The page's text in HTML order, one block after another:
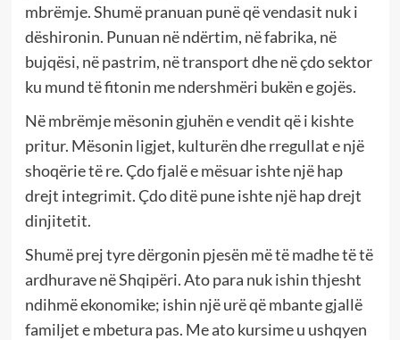
mbrëmje. Shumë pranuan punë që vendasit nuk i
dëshironin. Punuan në ndërtim, në fabrika, në
bujqësi, në pastrim, në transport dhe në çdo sektor
ku mund të fitonin me ndershmëri bukën e gojës.
Në mbrëmje mësonin gjuhën e vendit që i kishte
pritur. Mësonin ligjet, kulturën dhe rregullat e një
shoqërie të re. Çdo fjalë e mësuar ishte një hap
drejt integrimit. Çdo ditë pune ishte një hap drejt
dinjitetit.
Shumë prej tyre dërgonin pjesën më të madhe të të
ardhurave në Shqipëri. Ato para nuk ishin thjesht
ndihmë ekonomike; ishin një urë që mbante gjallë
familjet e mbetura pas. Me ato kursime u ushqyen